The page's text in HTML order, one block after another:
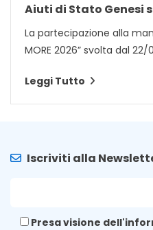
Aiuti di Stato Genesi
La partecipazione alla
MORE 2026” svolta dal
Leggi Tutto
Iscriviti alla
Presa visione